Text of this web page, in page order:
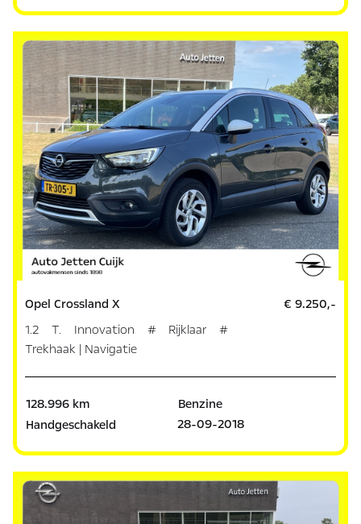
Opel Crossland X
1.2 T. Innovation # Rijklaar #
Trekhaak | Navigatie
€ 9.250,-
128.996 km
Benzine
Handgeschakeld
28-09-2018